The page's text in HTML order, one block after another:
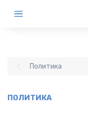
Политика
ПОЛИТИКА